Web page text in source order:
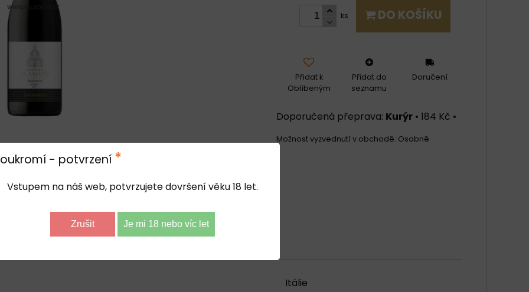
bez hodnocení. Buďte první!
ks DO KOŠÍKU
Přidat k
Oblíbeným
Přidat do
seznamu
Doručení
Kurýr • 184 Kč •
Osobně
Itálie
- potvrzení *
Vstupem na náš web, potvrzujete dovršení věku 18 let.
Zrušit Je mi 18 nebo víc let